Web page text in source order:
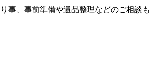
事、事前準備や遺品整理などのご相談も